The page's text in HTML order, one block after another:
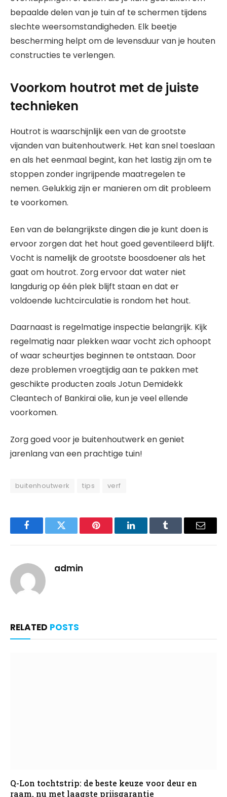
bepaalde delen van je tuin af te schermen tijdens
slechte weersomstandigheden. Elk beetje
bescherming helpt om de levensduur van je houten
constructies te verlengen.
Voorkom houtrot met de juiste
technieken
Houtrot is waarschijnlijk een van de grootste
vijanden van buitenhoutwerk. Het kan snel toeslaan
en als het eenmaal begint, kan het lastig zijn om te
stoppen zonder ingrijpende maatregelen te
nemen. Gelukkig zijn er manieren om dit probleem
te voorkomen.
Een van de belangrijkste dingen die je kunt doen is
ervoor zorgen dat het hout goed geventileerd blijft.
Vocht is namelijk de grootste boosdoener als het
gaat om houtrot. Zorg ervoor dat water niet
langdurig op één plek blijft staan en dat er
voldoende luchtcirculatie is rondom het hout.
Daarnaast is regelmatige inspectie belangrijk. Kijk
regelmatig naar plekken waar vocht zich ophoopt
of waar scheurtjes beginnen te ontstaan. Door
deze problemen vroegtijdig aan te pakken met
geschikte producten zoals Jotun Demidekk
Cleantech of Bankirai olie, kun je veel ellende
voorkomen.
Zorg goed voor je buitenhoutwerk en geniet
jarenlang van een prachtige tuin!
buitenhoutwerk tips verf
FacebookTwitter Pinterest LinkedInTumblr Email
admin
RELATED POSTS
Q-Lon tochtstrip: de beste keuze voor deur en
raam, nu met laagste prijsgarantie